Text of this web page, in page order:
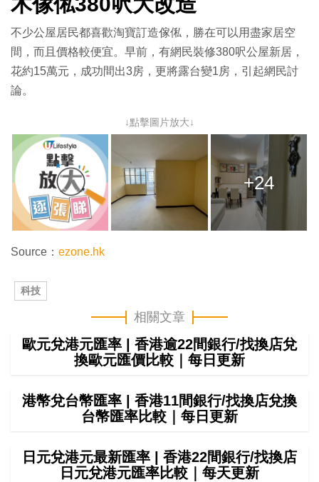
不少公屋居民都喜歡淘寶訂造傢俬，勝在可以用盡家居空
間，而且價格較便宜。早前，有網民裝修380呎公屋新居，
花約15萬元，成功間出3房，更將露台變1房，引起網民討
論。
↓點擊圖片放大↓
+24
Source： ezone.hk
科技
相關文章
歐元兌港元匯率 | 香港逾22間銀行/找換店兌
換歐元匯價比較｜每日更新
港幣兌台幣匯率 | 香港11間銀行/找換店兌換
台幣匯率比較｜每日更新
日元兌港元最新匯率 | 香港22間銀行/找換店
日元兌港元匯率比較｜每天更新